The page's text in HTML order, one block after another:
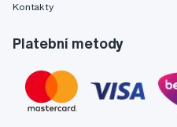
Kontakty
Platební metody